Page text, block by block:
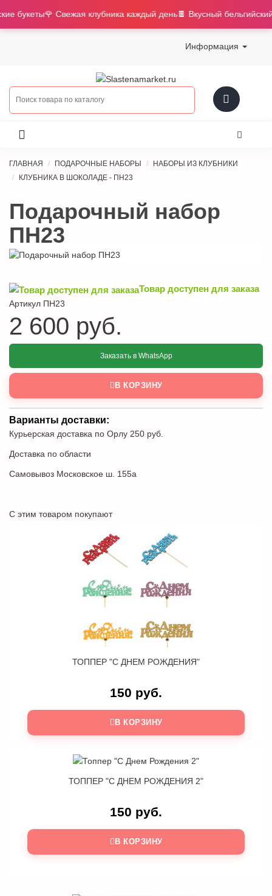
Клубника в шоколаде и авторские букеты🌹 Свежая клубника
Информация
ГЛАВНАЯ ПОДАРОЧНЫЕ НАБОРЫ
НАБОРЫ ИЗ КЛУБНИКИ
КЛУБНИКА В ШОКОЛАДЕ - ПН23
Подарочный набор
ПН23
Товар доступен для заказа
Артикул ПН23
2 600 руб.
Заказать в WhatsApp
В КОРЗИНУ
Варианты доставки:
Курьерская доставка по Орлу 250 руб.
Доставка по области
Самовывоз Московское ш. 155а
С этим товаром покупают
ТОППЕР "С ДНЕМ РОЖДЕНИЯ"
150 руб.
В КОРЗИНУ
ТОППЕР "С ДНЕМ РОЖДЕНИЯ 2"
150 руб.
В КОРЗИНУ